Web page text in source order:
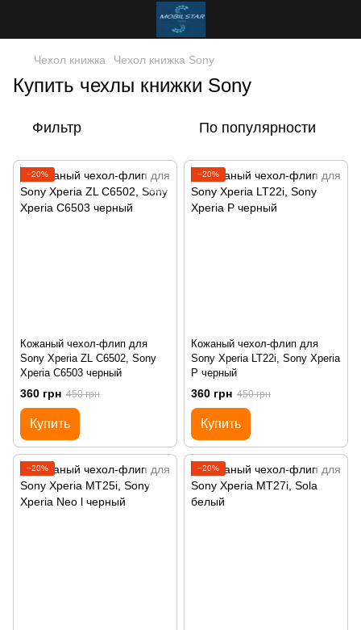
Чехол книжка Чехол книжка Sony
Купить чехлы книжки Sony
Фильтр По популярности
−20%
Кожаный чехол-флип для
Sony Xperia ZL C6502, Sony
Xperia C6503 черный
360 грн 450 грн
Купить
−20%
Кожаный чехол-флип для
Sony Xperia LT22i, Sony Xperia
P черный
360 грн 450 грн
Купить
−20% −20%